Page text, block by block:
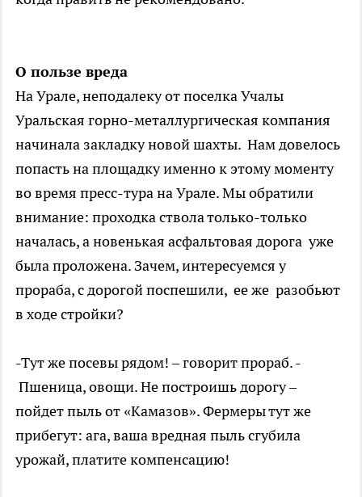
О пользе вреда
На Урале, неподалеку от поселка Учалы
Уральская горно-металлургическая компания
начинала закладку новой шахты. Нам довелось
попасть на площадку именно к этому моменту
во время пресс-тура на Урале. Мы обратили
внимание: проходка ствола только-только
началась, а новенькая асфальтовая дорога уже
была проложена. Зачем, интересуемся у
прораба, с дорогой поспешили, ее же разобьют
в ходе стройки?
-Тут же посевы рядом! – говорит прораб. -
Пшеница, овощи. Не построишь дорогу –
пойдет пыль от «Камазов». Фермеры тут же
прибегут: ага, ваша вредная пыль сгубила
урожай, платите компенсацию!